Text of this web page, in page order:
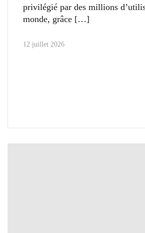
privilégié par des millions
monde, grâce
12 juillet 2026